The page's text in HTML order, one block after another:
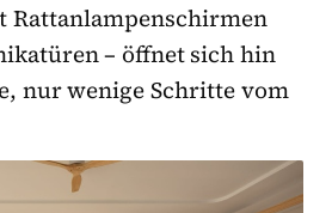
Rattanlampenschirmen
– öffnet sich hin
nur wenige Schritte vom